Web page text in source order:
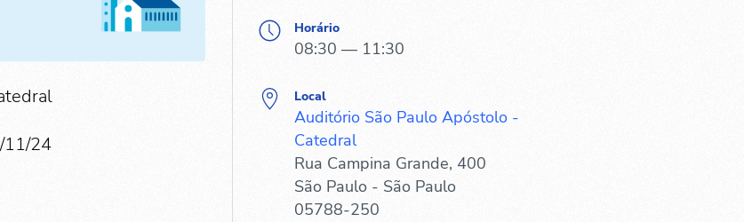
11/24
Horário
08:30 — 11:30
Local
Auditório São Paulo Apóstolo -
Catedral
Rua Campina Grande, 400
São Paulo - São Paulo
05788-250